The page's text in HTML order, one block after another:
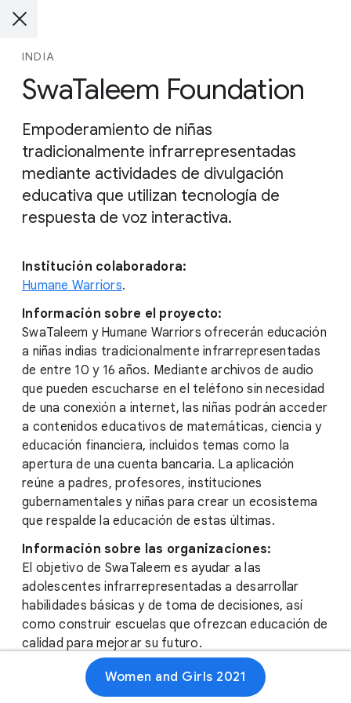
INDIA
SwaTaleem Foundation
Empoderamiento de niñas
tradicionalmente infrarrepresentadas
mediante actividades de divulgación
educativa que utilizan tecnología de
respuesta de voz interactiva.
Institución colaboradora:
Humane Warriors.
Información sobre el proyecto:
SwaTaleem y Humane Warriors ofrecerán educación
a niñas indias tradicionalmente infrarrepresentadas
de entre 10 y 16 años. Mediante archivos de audio
que pueden escucharse en el teléfono sin necesidad
de una conexión a internet, las niñas podrán acceder
a contenidos educativos de matemáticas, ciencia y
educación financiera, incluidos temas como la
apertura de una cuenta bancaria. La aplicación
reúne a padres, profesores, instituciones
gubernamentales y niñas para crear un ecosistema
que respalde la educación de estas últimas.
Información sobre las organizaciones:
El objetivo de SwaTaleem es ayudar a las
adolescentes infrarrepresentadas a desarrollar
habilidades básicas y de toma de decisiones, así
como construir escuelas que ofrezcan educación de
calidad para mejorar su futuro.
Humane Warriors fue fundada para responder a las
necesidades inmediatas de la India durante el
Women and Girls 2021